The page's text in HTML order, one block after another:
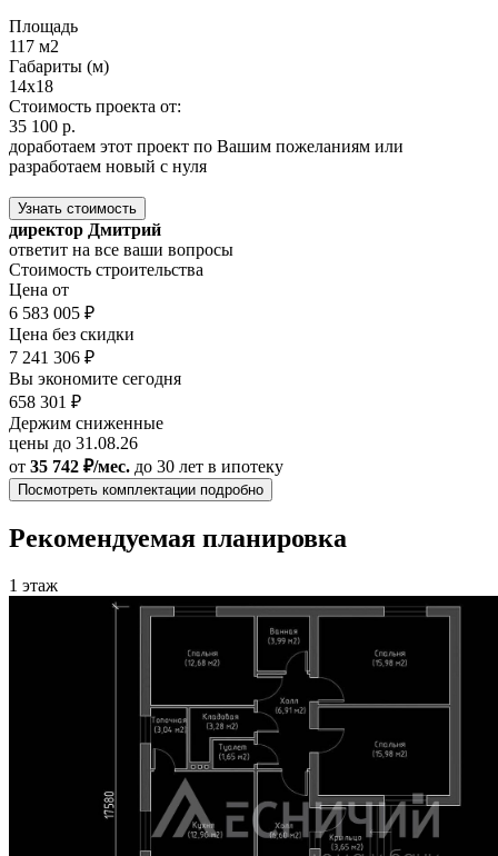
Площадь
117 м2
Габариты (м)
14x18
Стоимость проекта от:
35 100 р.
доработаем этот проект по Вашим пожеланиям или
разработаем новый с нуля
Узнать стоимость
директор Дмитрий
ответит на все ваши вопросы
Стоимость строительства
Цена от
6 583 005 ₽
Цена без скидки
7 241 306 ₽
Вы экономите сегодня
658 301 ₽
Держим сниженные
цены до 31.08.26
от 35 742 ₽/мес. до 30 лет в ипотеку
Посмотреть комплектации подробно
Рекомендуемая планировка
1 этаж